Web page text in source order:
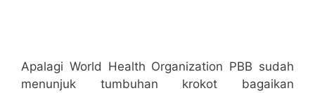
Apalagi World Health Organization PBB sudah
menunjuk tumbuhan krokot bagaikan